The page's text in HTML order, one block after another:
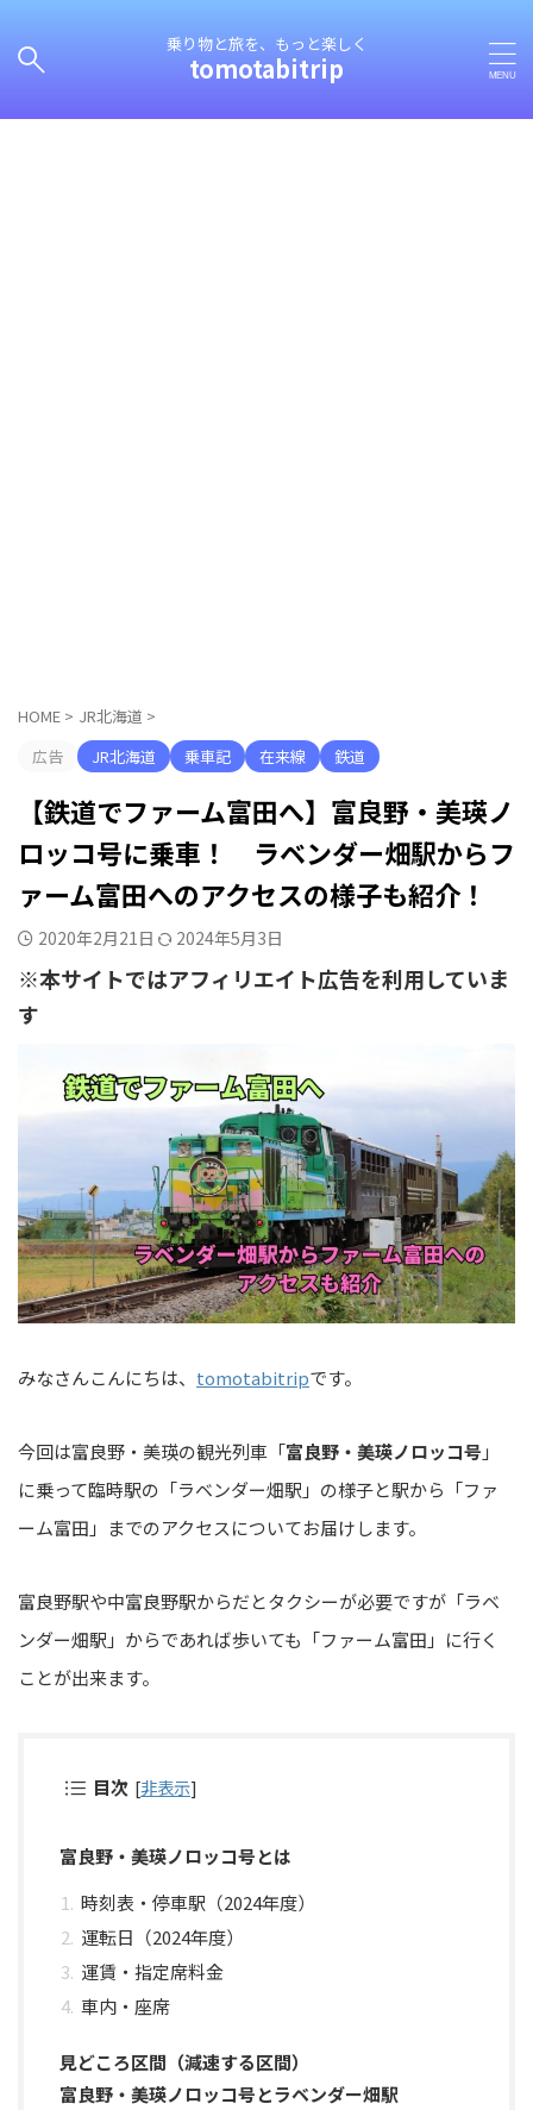
乗り物と旅を、もっと楽しく
tomotabitrip
HOME > JR北海道 >
広告
JR北海道 乗車記 在来線 鉄道
【鉄道でファーム富田へ】富良野・美瑛ノ
ロッコ号に乗車！ ラベンダー畑駅からフ
ァーム富田へのアクセスの様子も紹介！
2020年2月21日 2024年5月3日
※本サイトではアフィリエイト広告を利用していま
す
みなさんこんにちは、 tomotabitripです。
今回は富良野・美瑛の観光列車「富良野・美瑛ノロッコ号 」
に乗って臨時駅の「ラベンダー畑駅」の様子と駅から「ファ
ーム富田」までのアクセスについてお届けします。
富良野駅や中富良野駅からだとタクシーが必要ですが「ラベ
ンダー畑駅」からであれば歩いても「ファーム富田」に行く
ことが出来ます。
目次 [非表示]
富良野・美瑛ノロッコ号とは
時刻表・停車駅（2024年度）
運転日（2024年度）
運賃・指定席料金
車内・座席
見どころ区間（減速する区間）
富良野・美瑛ノロッコ号とラベンダー畑駅